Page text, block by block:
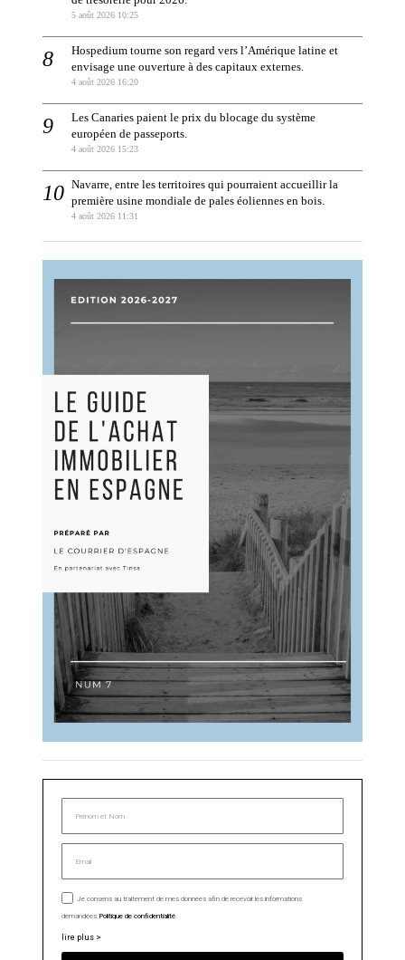
5 août 2026 10:25
Hospedium tourne son regard vers l’Amérique latine et
envisage une ouverture à des capitaux externes.
4 août 2026 16:20
Les Canaries paient le prix du blocage du système
européen de passeports.
4 août 2026 15:23
Navarre, entre les territoires qui pourraient accueillir la
première usine mondiale de pales éoliennes en bois.
4 août 2026 11:31
Je consens au traitement de mes données afin de recevoir les informations
demandées.Politique de confidentialité
lire plus >